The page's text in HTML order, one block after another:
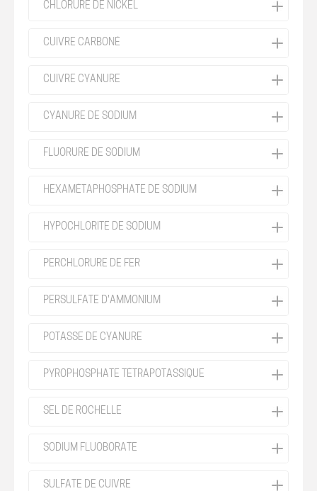
CHLORURE DE NICKEL
CUIVRE CARBONÉ
CUIVRE CYANURE
CYANURE DE SODIUM
FLUORURE DE SODIUM
HEXAMÉTAPHOSPHATE DE SODIUM
HYPOCHLORITE DE SODIUM
PERCHLORURE DE FER
PERSULFATE D'AMMONIUM
POTASSE DE CYANURE
PYROPHOSPHATE TÉTRAPOTASSIQUE
SEL DE ROCHELLE
SODIUM FLUOBORATE
SULFATE DE CUIVRE